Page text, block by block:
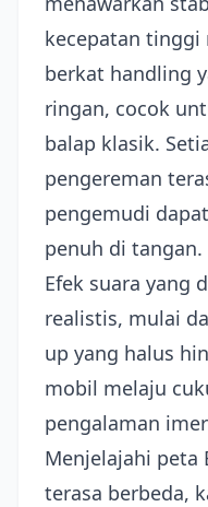
kecepatan tinggi
berkat handling
ringan, cocok
balap klasik.
pengereman
pengemudi
penuh di tangan.
Efek suara yang
realistis, mulai
up yang halus
mobil melaju
pengalaman
Menjelajahi peta
terasa berbeda,